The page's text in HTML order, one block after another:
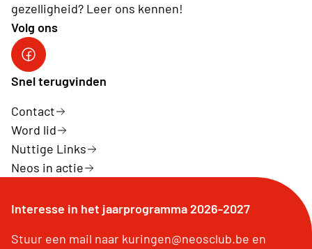
gezelligheid? Leer ons kennen!
Volg ons
Facebook
Snel terugvinden
Contact
Word lid
Nuttige Links
Neos in actie
Interesse in het jaarprogramma 2026-2027
Stuur een mail naar kuringen@neosclub.be en